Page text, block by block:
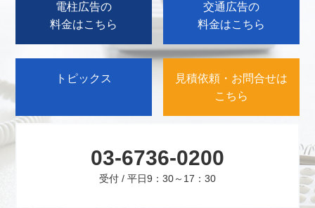
電柱広告の
料金はこちら
交通広告の
料金はこちら
トピックス
見積依頼・お問合せは
こちら
03-6736-0200
受付 / 平日9：30～17：30